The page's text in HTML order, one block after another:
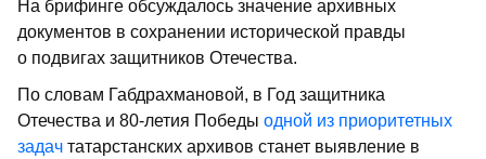
На брифинге обсуждалось значение архивных
документов в сохранении исторической правды
о подвигах защитников Отечества.
По словам Габдрахмановой, в Год защитника
Отечества и 80-летия Победы одной из приоритетных
задач татарстанских архивов станет выявление в